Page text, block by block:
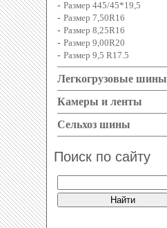
- Размер 445/45*19,5
- Размер 7,50R16
- Размер 8,25R16
- Размер 9,00R20
- Размер 9,5 R17.5
Легкогрузовые шины
Камеры и ленты
Сельхоз шины
Поиск по сайту